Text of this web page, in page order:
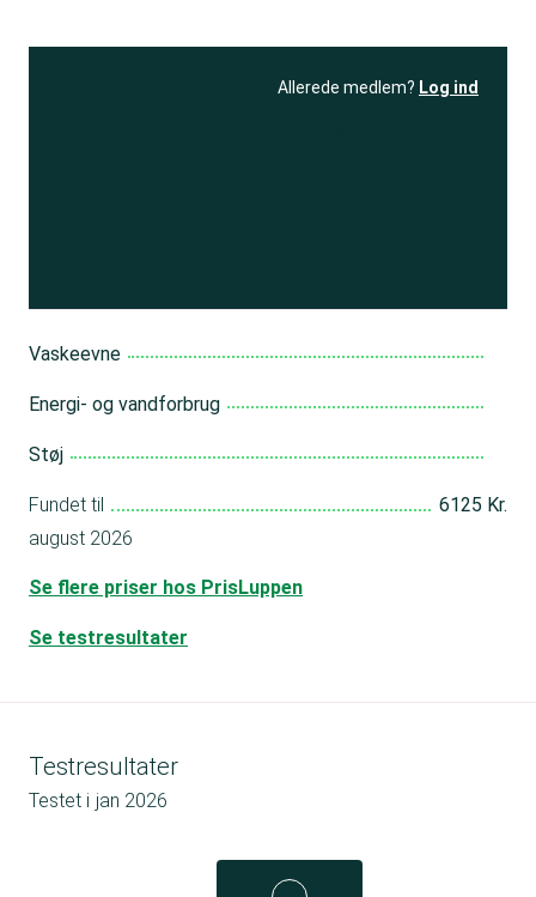
Allerede medlem? Log ind
Vaskeevne
Energi- og vandforbrug
Støj
Fundet til
6125 Kr.
august 2026
Se flere priser hos PrisLuppen
Se testresultater
Testresultater
Testet i jan 2026